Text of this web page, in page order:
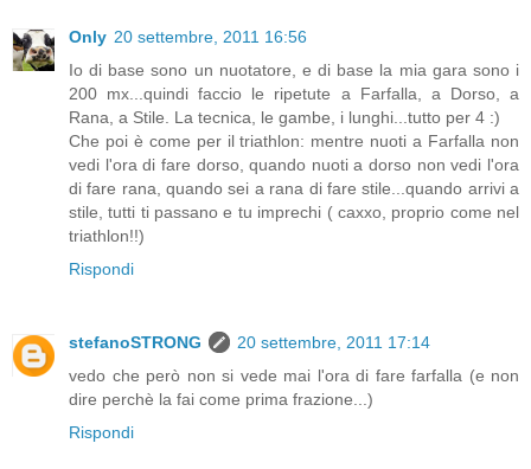
Only 20 settembre, 2011 16:56
Io di base sono un nuotatore, e di base la mia gara sono i
200 mx...quindi faccio le ripetute a Farfalla, a Dorso, a
Rana, a Stile. La tecnica, le gambe, i lunghi...tutto per 4 :)
Che poi è come per il triathlon: mentre nuoti a Farfalla non
vedi l'ora di fare dorso, quando nuoti a dorso non vedi l'ora
di fare rana, quando sei a rana di fare stile...quando arrivi a
stile, tutti ti passano e tu imprechi ( caxxo, proprio come nel
triathlon!!)
Rispondi
stefanoSTRONG
20 settembre, 2011 17:14
vedo che però non si vede mai l'ora di fare farfalla (e non
dire perchè la fai come prima frazione...)
Rispondi